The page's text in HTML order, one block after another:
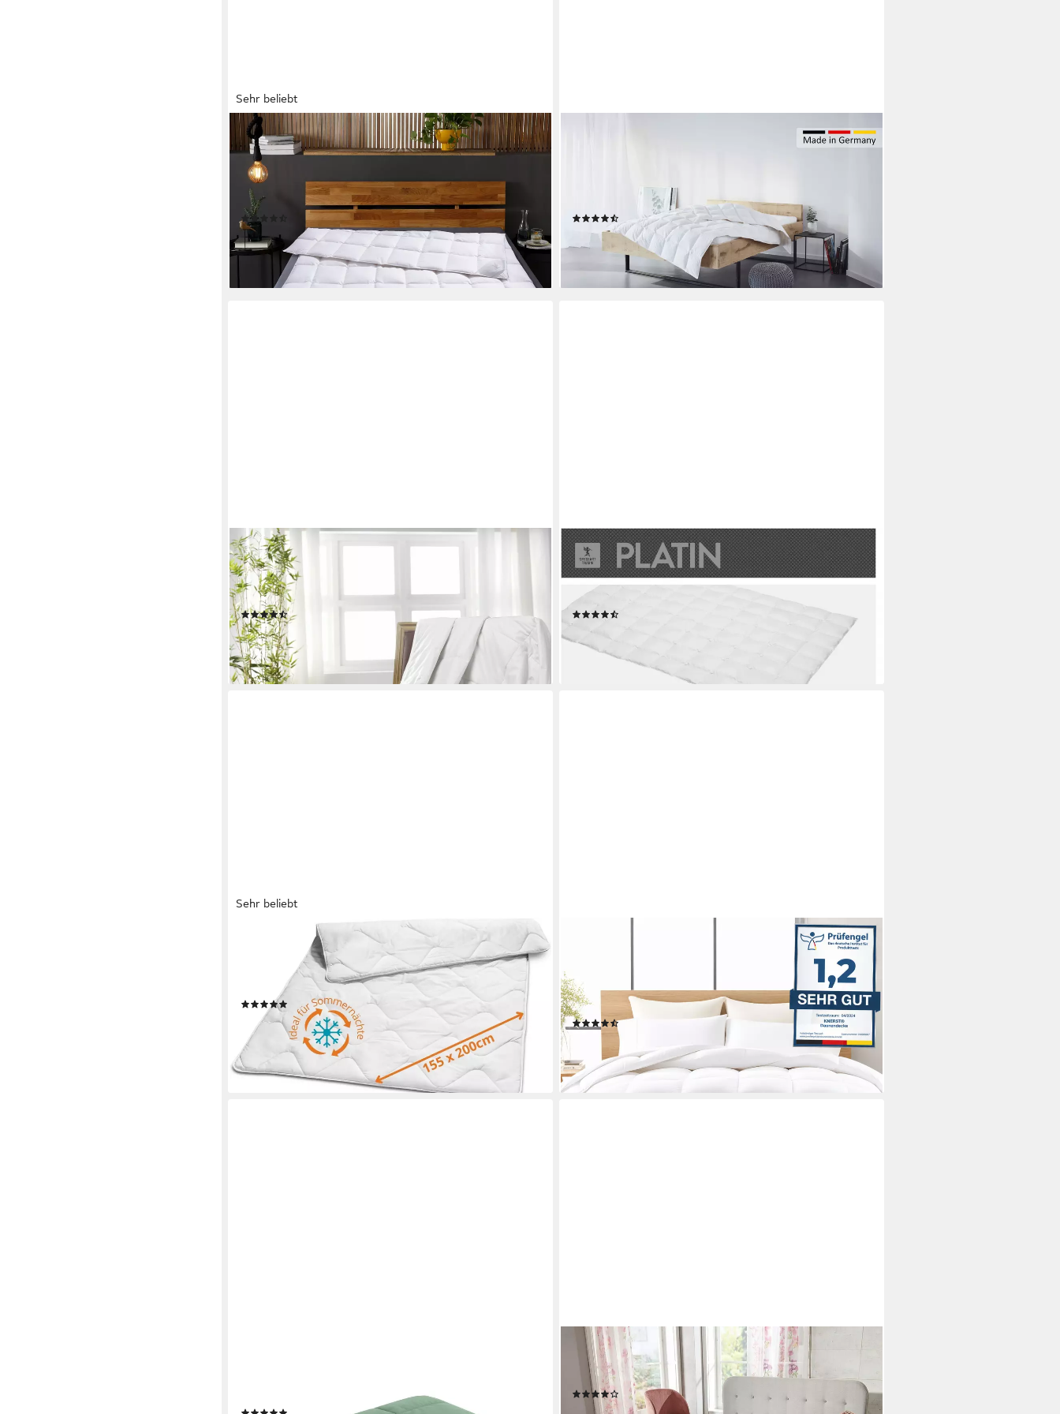
Sehr beliebt
OTTO KELLER
Daunenbettdecke Star, Bettdecken für Sommer oder
Winter, Decke, Ganzjahresdecke, Füllung: 100% Daunen,
Bezug: 100% Baumwolle, Bettdecke 135x200 cm, 155x220
cm und weitere Größen, Made in Germany
(1543)
ab 84,99 € UVP 269,90 €
-69%
lieferbar - in 3-4 Werktagen bei dir
Daunenbettdecke Kyam, NEUHEIT! Bettdecke für Sommer
weiteren Größen erhältlich
(51)
ab 60,49 € UVP169,90 €
lieferbar - in 3-4 Werktagen bei dir
DREAMS
Naturfaserbettdecke Classic, Füllung: 100% Seide, Bezug:
100% Baumwolle, guter Feuchtigkeitstransport, ideal für
die warmen Monate
(261)
ab 90,99 €
-39%
lieferbar - in 3-4 Werktagen bei dir
SPESSARTTRAUM
Gänsedaunenbettdecke Platin, Füllung: 100% Reine weiße
Gänsedaunen, Bezug: 100% Baumwolle, hergestellt in
Deutschland, allergikerfreundlich
ab 268,99 €
-29%
lieferbar - in 3-4 Werktagen bei dir
Sehr beliebt
Sommerbettdecke ultra leicht, Füllung: Polyester, Bezug:
100% Mikrofaser, extraleichte Sommerdecke, Größe
155x200 cm, für warme Sommernächte
(150)
ab 21,99 € UVP39,00 €
-44%
lieferbar - in 3-4 Werktagen bei dir
Daunenbettdecke Daunenbettdecke für hohen
Schlafkomfort. Waschbar bei 40 °C., Füllung: 100% Daunen
& Federn, Mittel Warm, 135x200cm, Ganzjahresdecke,
atmungsaktiv, ohne Lebendrupf
(7)
ab 89,99 €
-59%
lieferbar - in 3-4 Werktagen bei dir
integriertem Bezug, leichte Sommerdecke 135 x 200cm
TRAUMSCHLAF
Naturfaserbettdecke Kokon, Füllung: 100% Seide, Bezug:
Baumwolle, ideale Sommerdecke für die warmen Monate
(12)
ab 69,99 € 89,99 €